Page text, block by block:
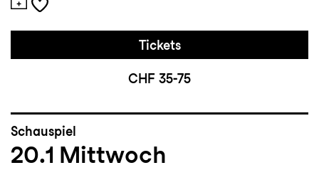
Tickets
CHF 35-75
Schauspiel
20.1 Mittwoch